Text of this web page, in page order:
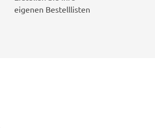
eigenen Bestelllisten